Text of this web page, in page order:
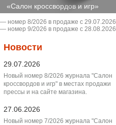
«Салон кроссвордов и игр»
― номер 8/2026 в продаже с 29.07.2026
― номер 9/2026 в продаже с 28.08.2026
Новости
29.07.2026
Новый номер 8/2026 журнала "Салон
кроссвордов и игр" в местах продажи
прессы и на сайте магазина.
27.06.2026
Новый номер 7/2026 журнала "Салон